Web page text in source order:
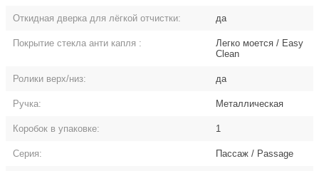
Откидная дверка для лёгкой отчистки: да
Покрытие стекла анти капля :
Легко моется / Easy
Clean
Ролики верх/низ: да
Ручка: Металлическая
Коробок в упаковке: 1
Серия: Пассаж / Passage